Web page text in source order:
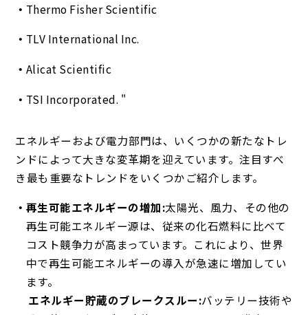
Thermo Fisher Scientific
TLV International Inc.
Alicat Scientific
TSI Incorporated. "
エネルギーおよび電力部門は、いくつかの新たなトレ
ンドによって大きな変革期を迎えています。注目すべ
き最も重要なトレンドをいくつかご紹介します。
再生可能エネルギーの増加:太陽光、風力、その他の
再生可能エネルギー源は、従来の化石燃料に比べて
コスト競争力が高まっています。これにより、世界
中で再生可能エネルギーの導入が急速に増加してい
ます。
エネルギー貯蔵のブレークスルー:バッテリー技術や